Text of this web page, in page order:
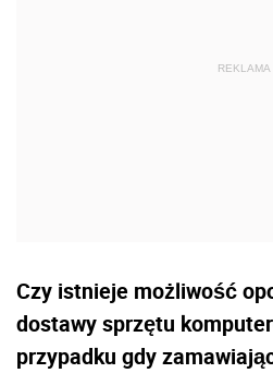
Czy istnieje możliwość
dostawy sprzętu
przypadku gdy